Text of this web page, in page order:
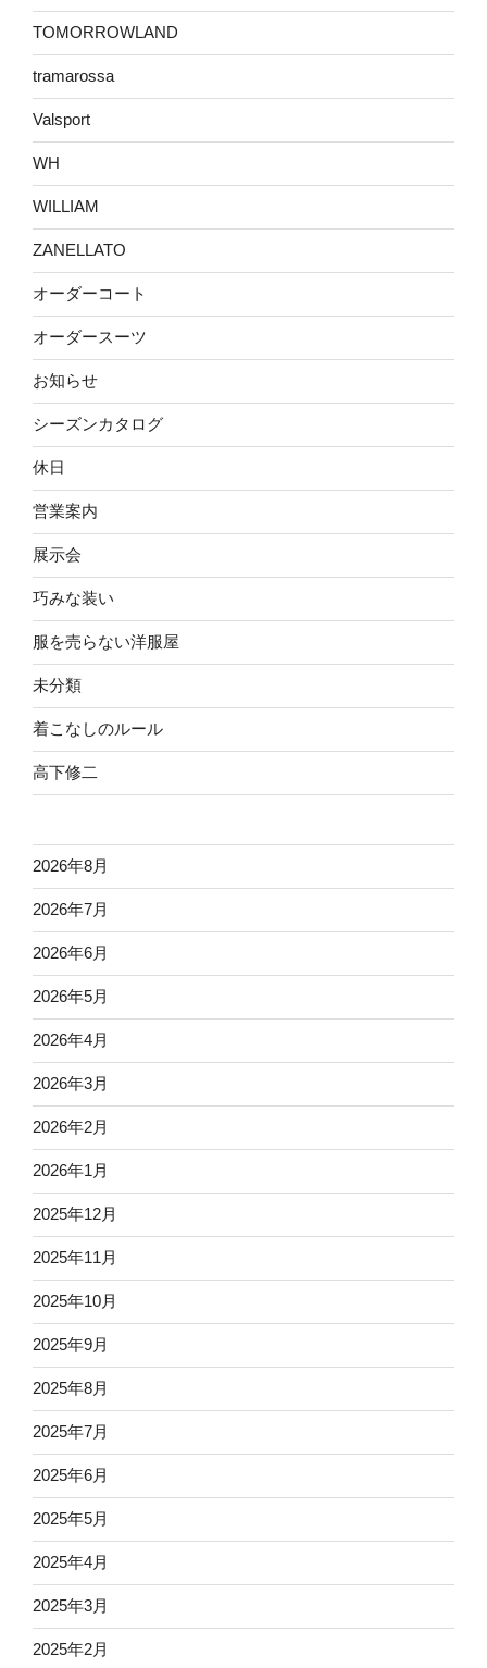
TOMORROWLAND
tramarossa
Valsport
WH
WILLIAM
ZANELLATO
オーダーコート
オーダースーツ
お知らせ
シーズンカタログ
休日
営業案内
展示会
巧みな装い
服を売らない洋服屋
未分類
着こなしのルール
高下修二
2026年8月
2026年7月
2026年6月
2026年5月
2026年4月
2026年3月
2026年2月
2026年1月
2025年12月
2025年11月
2025年10月
2025年9月
2025年8月
2025年7月
2025年6月
2025年5月
2025年4月
2025年3月
2025年2月